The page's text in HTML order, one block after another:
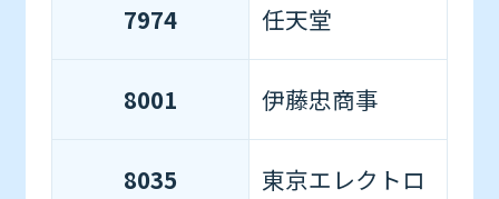
7974 任天堂
8001 伊藤忠商事
8035
東京エレクトロ